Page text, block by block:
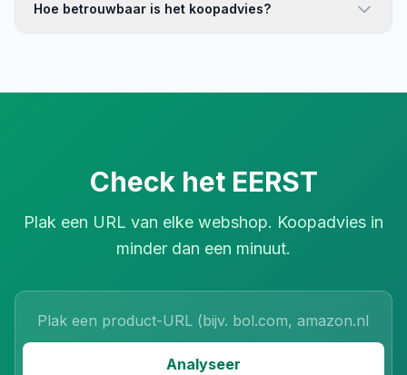
Hoe betrouwbaar is het koopadvies?
Check het EERST
Plak een URL van elke webshop. Koopadvies in
minder dan een minuut.
Analyseer